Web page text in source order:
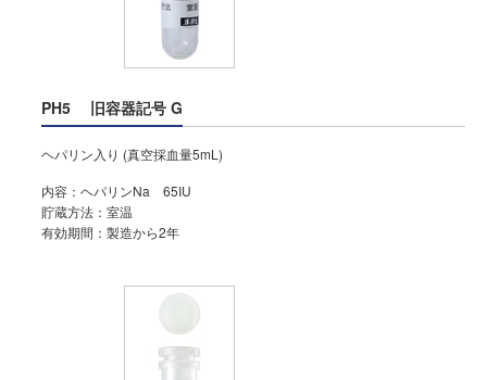
PH5 旧容器記号 G
ヘパリン入り (真空採血量5mL)
内容：ヘパリンNa 65IU
貯蔵方法：室温
有効期間：製造から2年